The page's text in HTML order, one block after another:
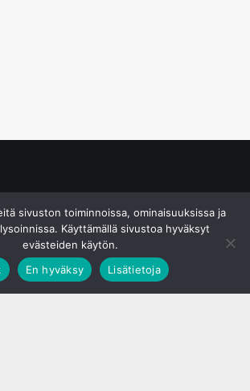
sivuston toiminnoissa, ominaisuuksissa ja
Käyttämällä sivustoa hyväksyt
evästeiden käytön.
En hyväksy Lisätietoja